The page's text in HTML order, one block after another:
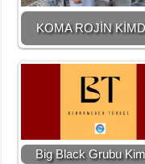
KOMA ROJİN
Big Black Grubu